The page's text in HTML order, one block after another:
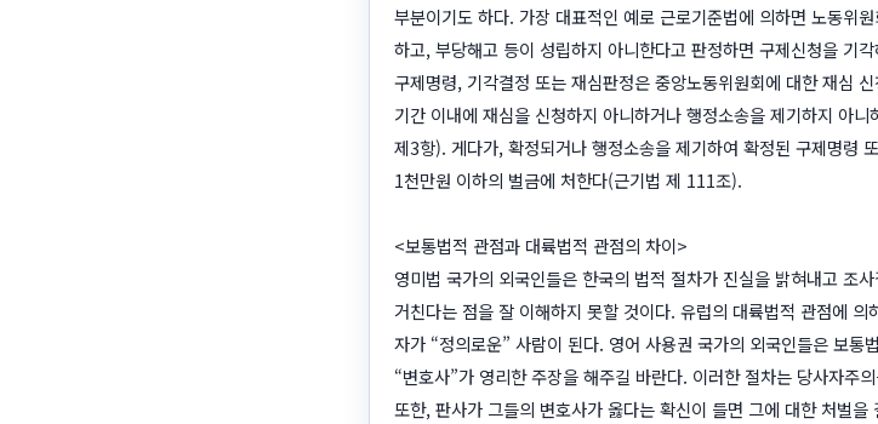
부분이기도 하다. 가장 대표적인 예로 근로기준법에 의하면 노동위
하고, 부당해고 등이 성립하지 아니한다고 판정하면 구제신청을 기
구제명령, 기각결정 또는 재심판정은 중앙노동위원회에 대한 재심
기간 이내에 재심을 신청하지 아니하거나 행정소송을 제기하지 아
제3항). 게다가, 확정되거나 행정소송을 제기하여 확정된 구제명령
1천만원 이하의 벌금에 처한다(근기법 제 111조).
<보통법적 관점과 대륙법적 관점의 차이>
영미법 국가의 외국인들은 한국의 법적 절차가 진실을 밝혀내고 조
거친다는 점을 잘 이해하지 못할 것이다. 유럽의 대륙법적 관점에
자가 “정의로운” 사람이 된다. 영어 사용권 국가의 외국인들은 보
“변호사”가 영리한 주장을 해주길 바란다. 이러한 절차는 당사자주
또한, 판사가 그들의 변호사가 옳다는 확신이 들면 그에 대한 처벌